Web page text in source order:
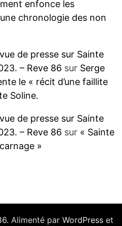
enfonce les
chronologie des non
de presse sur Sainte
– Reve 86 sur Serge
le « récit d’une faillite
Soline.
de presse sur Sainte
– Reve 86 sur « Sainte
»
. Alimenté par WordPresset